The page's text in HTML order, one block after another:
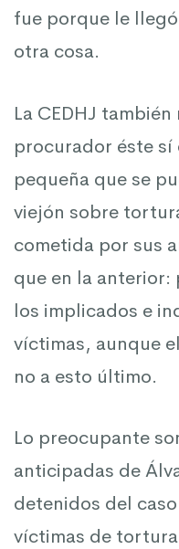
fue porque le
otra cosa.
La CEDHJ
procurador éste sí
pequeña que se
viejón sobre
cometida por sus
que en la
los implicados e
víctimas, aunque
no a esto último.
Lo preocupante
anticipadas de
detenidos del
víctimas de